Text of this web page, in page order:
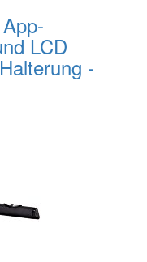
LCD
-